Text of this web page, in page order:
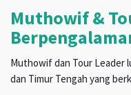
Muthowif &
Muthowif dan Tour Leader
dan Timur Tengah yang